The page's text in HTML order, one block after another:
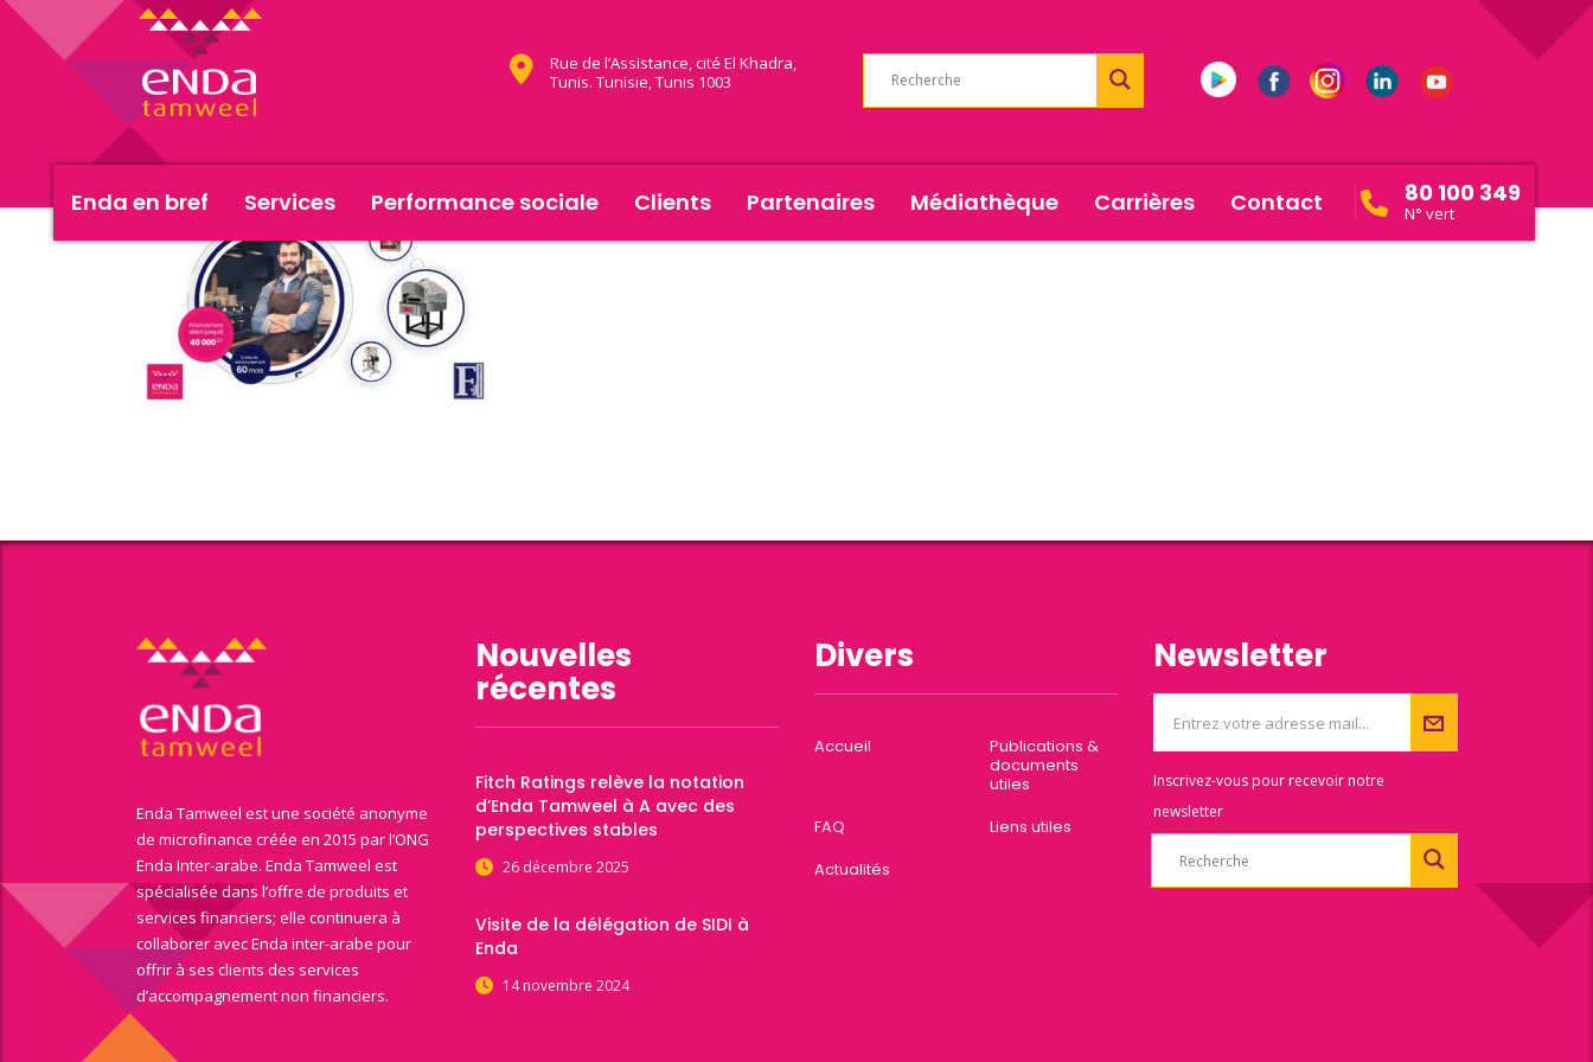
Rue de l’Assistance, cité El Khadra,
Tunis. Tunisie, Tunis 1003
Enda en bref Services Performance sociale Clients Partenaires Médiathèque Carrières Contact 80 100 349
N° vert
Enda Tamweel est une société anonyme
de microfinance créée en 2015 par l’ONG
Enda Inter-arabe. Enda Tamweel est
spécialisée dans l’offre de produits et
services financiers; elle continuera à
collaborer avec Enda inter-arabe pour
offrir à ses clients des services
d’accompagnement non financiers.
Nouvelles
récentes
Fitch Ratings relève la notation
d’Enda Tamweel à A avec des
perspectives stables
26 décembre 2025
Visite de la délégation de SIDI à
Enda
14 novembre 2024
Divers
Accueil
Publications &
documents
utiles
FAQ
Liens utiles
Actualités
Newsletter
Inscrivez-vous pour recevoir notre
newsletter